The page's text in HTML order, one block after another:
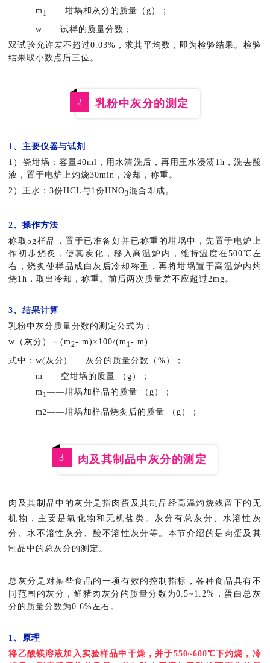
m1——坩埚和灰分的质量（g）；
w——试样的质量分数；
双试验允许差不超过0.03%，求其平均数，即为检验结果。检验
结果取小数点后三位。
2 乳粉中灰分的测定
1、主要仪器与试剂
1）瓷坩埚：容量40ml，用水清洗后，再用王水浸渍1h，洗去酸
液，置于电炉上灼烧30min，冷却，称重。
2）王水：3份HCL与1份HNO3混合即成。
2、操作方法
称取5g样品，置于已准备好并已称重的坩埚中，先置于电炉上
作初步烧炙，使其炭化，移入高温炉内，维持温度在500℃左
右，烧炙使样品成白灰后冷却称重，再将坩埚置于高温炉内灼
烧1h，取出冷却，称重。前后两次质量差不应超过2mg。
3、结果计算
乳粉中灰分质量分数的测定公式为：
w（灰分）＝(m2- m)×100/(m1- m)
式中：w(灰分)——灰分的质量分数（%）；
m——空坩埚的质量 （g）；
m 1——坩埚加样品的质量 （g）；
m2——坩埚加样品烧炙后的质量 （g）；
3 肉及其制品中灰分的测定
肉及其制品中的灰分是指肉蛋及其制品经高温灼烧残留下的无
机物，主要是氧化物和无机盐类。灰分有总灰分、水溶性灰
分、水不溶性灰分、酸不溶性灰分等。本节介绍的是肉蛋及其
制品中的总灰分的测定。
总灰分是对某些食品的一项有效的控制指标，各种食品具有不
同范围的灰分，鲜猪肉灰分的质量分数为0.5~1.2%，蛋白总灰
分的质量分数为0.6%左右。
1、原理
将乙酸镁溶液加入实验样品中干燥，并于550~600℃下灼烧，冷